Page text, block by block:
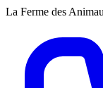
La Ferme des